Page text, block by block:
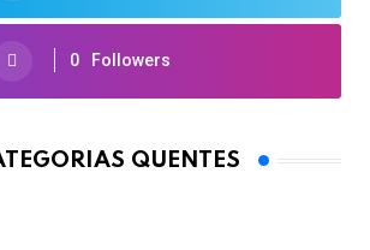
0 Followers
QUENTES